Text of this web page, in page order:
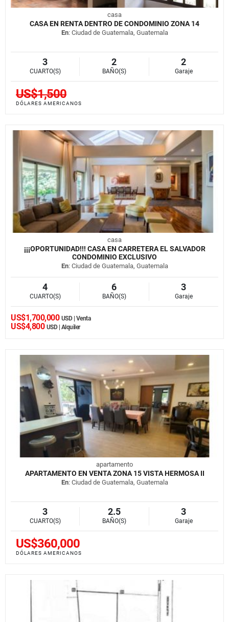
casa
CASA EN RENTA DENTRO DE CONDOMINIO ZONA 14
En: Ciudad de Guatemala, Guatemala
3
CUARTO(S)
2
BAÑO(S)
2
Garaje
US$1,500
DÓLARES AMERICANOS
casa
¡¡¡OPORTUNIDAD!!! CASA EN CARRETERA EL SALVADOR
CONDOMINIO EXCLUSIVO
En: Ciudad de Guatemala, Guatemala
4
CUARTO(S)
6
BAÑO(S)
3
Garaje
US$1,700,000 USD | Venta
US$4,800 USD | Alquiler
apartamento
APARTAMENTO EN VENTA ZONA 15 VISTA HERMOSA II
En: Ciudad de Guatemala, Guatemala
3
CUARTO(S)
2.5
BAÑO(S)
3
Garaje
US$360,000
DÓLARES AMERICANOS